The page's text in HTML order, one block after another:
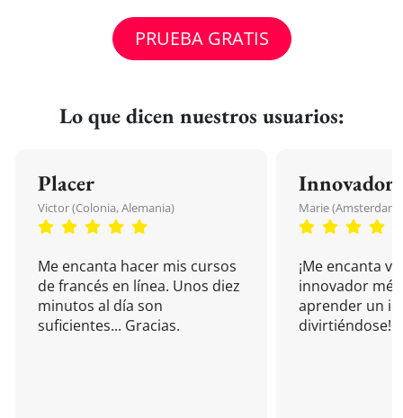
PRUEBA GRATIS
Lo que dicen nuestros usuarios:
Placer
Victor (Colonia, Alemania)
Me encanta hacer mis cursos
de francés en línea. Unos diez
minutos al día son
suficientes... Gracias.
Innovador
Marie (Amsterdam,
¡Me encanta
innovador
aprender un
divirtiéndose!